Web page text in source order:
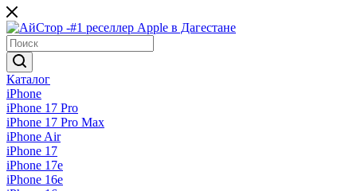
Каталог
iPhone
iPhone 17 Pro
iPhone 17 Pro Max
iPhone Air
iPhone 17
iPhone 17e
iPhone 16e